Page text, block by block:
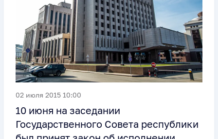
02 июля 2015 10:00
10 июня на заседании
Государственного Совета республики